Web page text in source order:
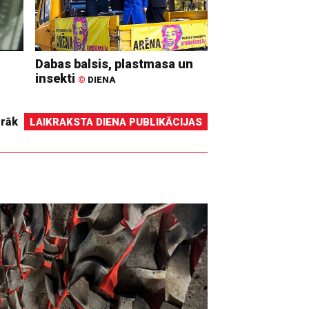
Dabas balsis, plastmasa un
insekti © DIENA
LAIKRAKSTA DIENA PUBLIKĀCIJAS